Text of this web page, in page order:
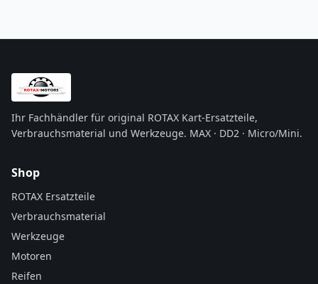
Ihr Fachhändler für original ROTAX Kart-Ersatzteile,
Verbrauchsmaterial und Werkzeuge. MAX · DD2 · Micro/Mini.
Shop
ROTAX Ersatzteile
Verbrauchsmaterial
Werkzeuge
Motoren
Reifen